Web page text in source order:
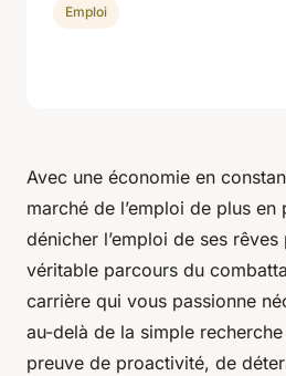
Avec une économie en
marché de l’emploi de plus
dénicher l’emploi de ses rêves
véritable parcours du
carrière qui vous passionne
au-delà de la simple
preuve de proactivité, de
Emploi